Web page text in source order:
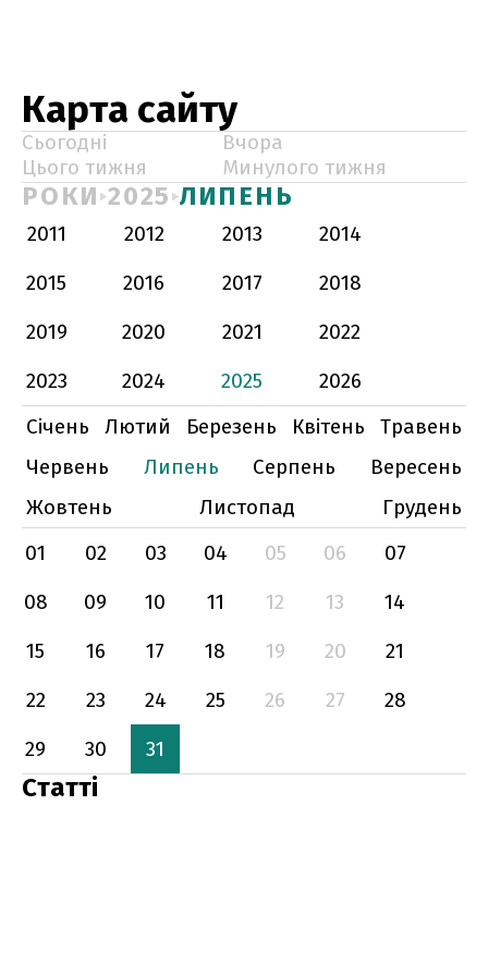
Карта сайту
Сьогодні
Вчора
Цього тижня
Минулого тижня
РОКИ 2025 ЛИПЕНЬ
2011 2012 2013
2014
2015
2016 2017
2018
2019
2020 2021
2022
2023
2024 2025
2026
Січень
Лютий Березень Квітень
Травень
Червень
Липень Серпень
Вересень
Жовтень
Листопад
Грудень
01
02 03 04 05 06
07
08
09 10 11 12 13
14
15
16 17 18 19 20
21
22
23 24 25 26 27
28
29
30 31
Статті